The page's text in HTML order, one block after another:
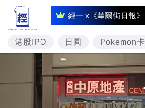
經一 x《華爾街日報》
即
時
財
經
專
題
投
港股IPO 日圓 Pokemon卡